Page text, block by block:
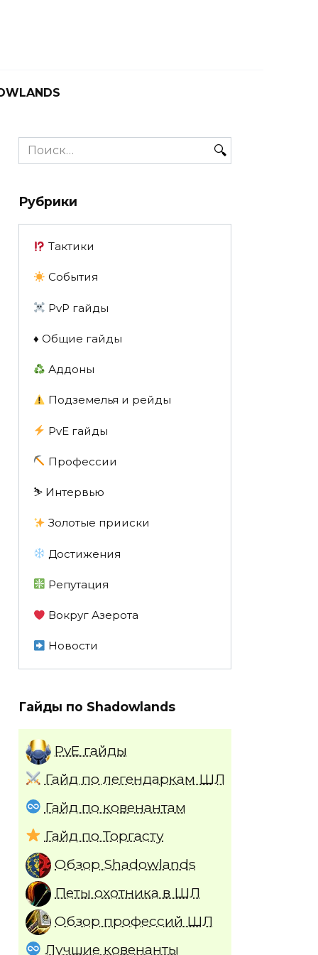
Search
for:
Рубрики
Тактики
События
PvP гайды
♦️ Общие гайды
Аддоны
Подземелья и рейды
PvE гайды
Профессии
⛷️ Интервью
Золотые прииски
Достижения
Репутация
Вокруг Азерота
Новости
Гайды по Shadowlands
PvE гайды
Гайд по легендаркам ШЛ
Гайд по ковенантам
Гайд по Торгасту
Обзор Shadowlands
Петы охотника в ШЛ
Обзор профессий ШЛ
Лучшие ковенанты